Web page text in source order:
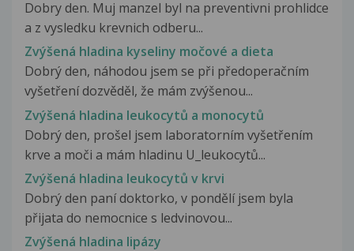
Dobry den. Muj manzel byl na preventivni prohlidce
a z vysledku krevnich odberu...
Zvýšená hladina kyseliny močové a dieta
Dobrý den, náhodou jsem se při předoperačním
vyšetření dozvěděl, že mám zvýšenou...
Zvýšená hladina leukocytů a monocytů
Dobrý den, prošel jsem laboratorním vyšetřením
krve a moči a mám hladinu U_leukocytů...
Zvýšená hladina leukocytů v krvi
Dobrý den paní doktorko, v pondělí jsem byla
přijata do nemocnice s ledvinovou...
Zvýšená hladina lipázy